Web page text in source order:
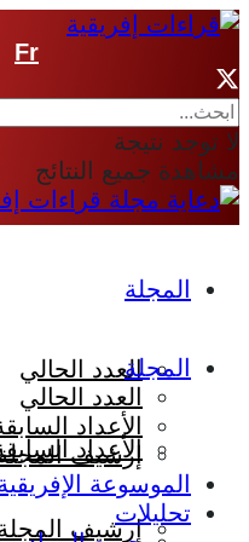
Fr
لا توجد نتيجة
مشاهدة جميع النتائج
المجلة
العدد الحالي
الأعداد
إرشيف
المجلة
العدد الحالي
الأعداد
إرشيف
الموسوعة
تحليلات